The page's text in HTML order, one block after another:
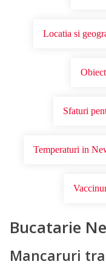
Locatia si
Sfaturi
Temperaturi in
Bucatarie
Mancaruri